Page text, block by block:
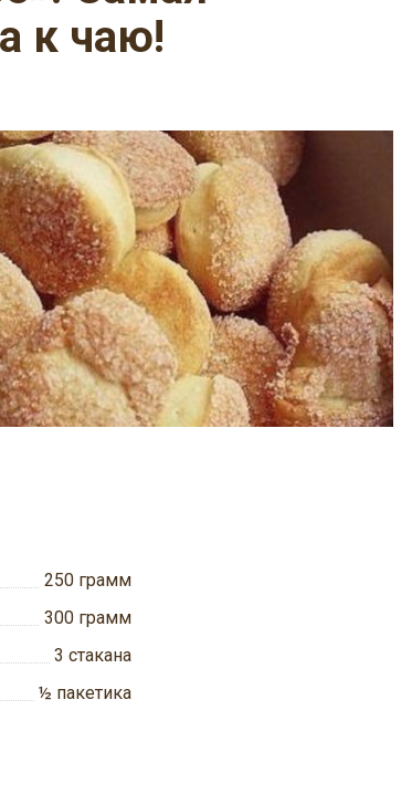
к чаю!
250 грамм
300 грамм
3 стакана
½ пакетика